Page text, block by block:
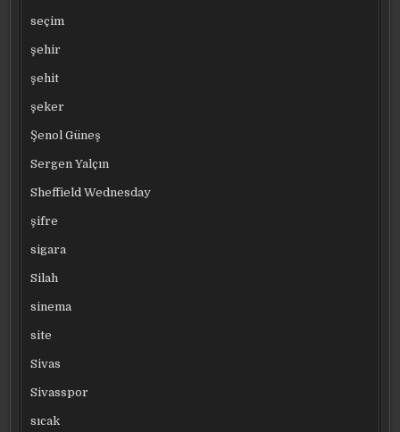
seçim
şehir
şehit
şeker
Şenol Güneş
Sergen Yalçın
Sheffield Wednesday
şifre
sigara
Silah
sinema
site
Sivas
Sivasspor
sıcak